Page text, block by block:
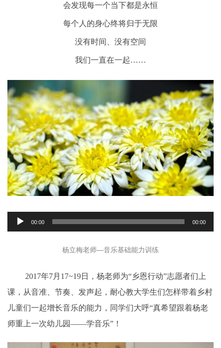
会发现每一个当下都是永恒
每个人的身心终将归于无限
没有时间、没有空间
我们一直在一起……
频
00:00 00:00
杨立梅老师—音乐基础能力训练
2017年7月17~19日，杨老师为“乡恩行动”志愿者们上
课，从音准、节奏、发声起，耐心教大学生们怎样带着乡村
儿童们一起增长音乐的能力，同学们大呼“真希望跟着杨老
师重上一次幼儿园——学音乐”！